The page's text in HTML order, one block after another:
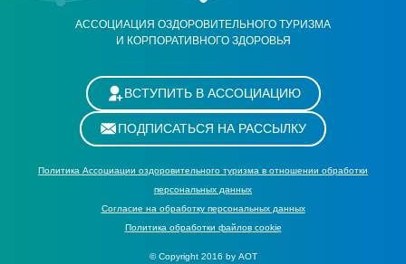
АССОЦИАЦИЯ ОЗДОРОВИТЕЛЬНОГО ТУРИЗМА
И КОРПОРАТИВНОГО ЗДОРОВЬЯ
ВСТУПИТЬ В АССОЦИАЦИЮ
ПОДПИСАТЬСЯ НА РАССЫЛКУ
Политика Ассоциации оздоровительного туризма в отношении обработки
персональных данных
Cогласие на обработку персональных данных
Политика обработки файлов cookie
© Copyright 2016 by АОТ